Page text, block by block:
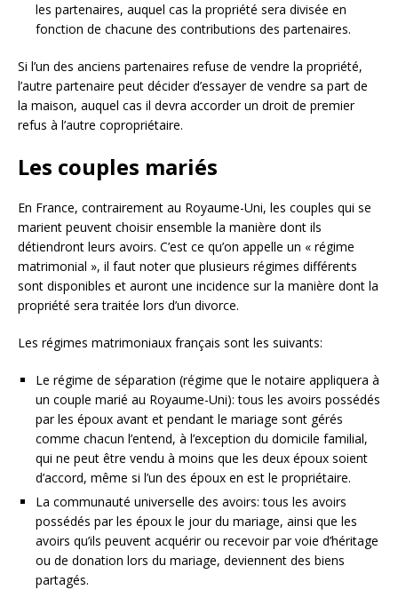
les partenaires, auquel cas la propriété sera divisée en
fonction de chacune des contributions des partenaires.
Si l’un des anciens partenaires refuse de vendre la propriété,
l’autre partenaire peut décider d’essayer de vendre sa part de
la maison, auquel cas il devra accorder un droit de premier
refus à l’autre copropriétaire.
Les couples mariés
En France, contrairement au Royaume-Uni, les couples qui se
marient peuvent choisir ensemble la manière dont ils
détiendront leurs avoirs. C’est ce qu’on appelle un « régime
matrimonial », il faut noter que plusieurs régimes différents
sont disponibles et auront une incidence sur la manière dont la
propriété sera traitée lors d’un divorce.
Les régimes matrimoniaux français sont les suivants:
Le régime de séparation (régime que le notaire appliquera à
un couple marié au Royaume-Uni): tous les avoirs possédés
par les époux avant et pendant le mariage sont gérés
comme chacun l’entend, à l’exception du domicile familial,
qui ne peut être vendu à moins que les deux époux soient
d’accord, même si l’un des époux en est le propriétaire.
La communauté universelle des avoirs: tous les avoirs
possédés par les époux le jour du mariage, ainsi que les
avoirs qu’ils peuvent acquérir ou recevoir par voie d’héritage
ou de donation lors du mariage, deviennent des biens
partagés.